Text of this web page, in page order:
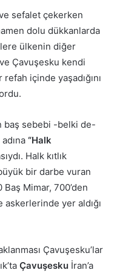
sefalet çekerken
dolu dükkanlarda
ülkenin diğer
Çavuşesku kendi
içinde yaşadığını
baş sebebi -belki de-
“Halk
Halk kıtlık
bir darbe vuran
Baş Mimar, 700’den
yer aldığı
Çavuşesku’lar
Çavuşesku İran’a